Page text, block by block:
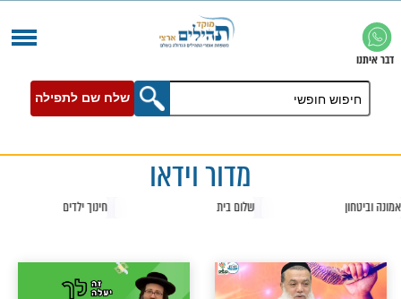
שלח שם לתפילה
מדור וידאו
שלום בית חינוך ילדים